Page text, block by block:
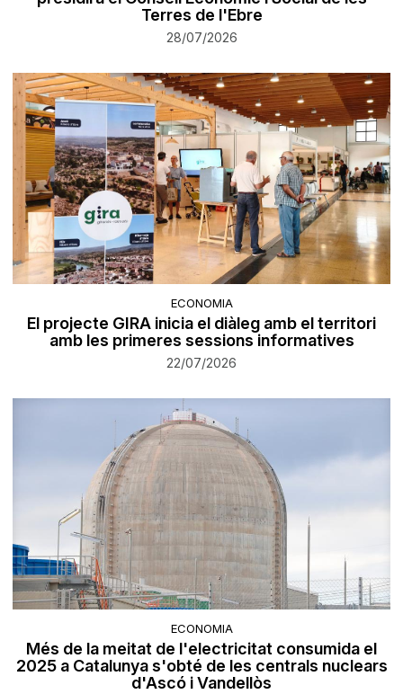
Terres de l'Ebre
28/07/2026
ECONOMIA
El projecte GIRA inicia el diàleg amb el territori
amb les primeres sessions informatives
22/07/2026
ECONOMIA
Més de la meitat de l'electricitat consumida el
2025 a Catalunya s'obté de les centrals nuclears
d'Ascó i Vandellòs